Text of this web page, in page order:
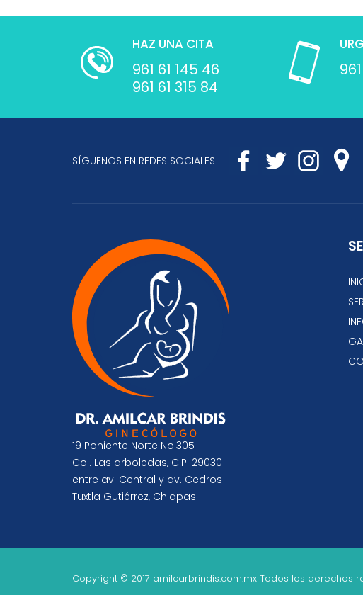
HAZ UNA CITA
961 61 145 46
961 61 315 84
SÍGUENOS EN REDES SOCIALES
19 Poniente Norte No.305
Col. Las arboledas, C.P. 29030
entre av. Central y av. Cedros
Tuxtla Gutiérrez, Chiapas.
Copyright © 2017 amilcarbrindis.com.mx Todos los derechos